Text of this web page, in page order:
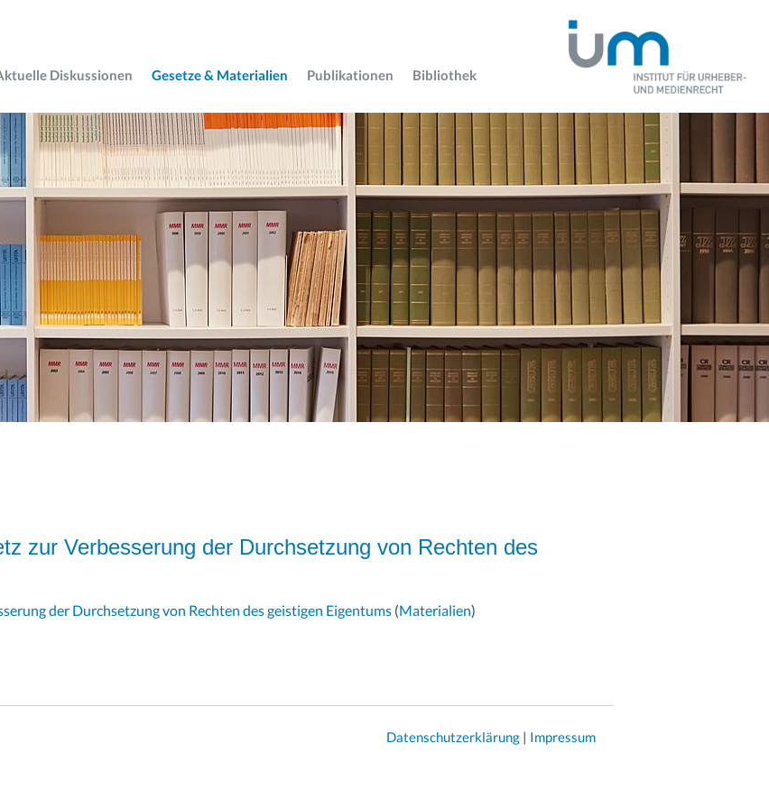
Diskussionen Gesetze & Materialien Publikationen Bibliothek
zur Verbesserung der Durchsetzung von Rechten des
der Durchsetzung von Rechten des geistigen Eigentums (Materialien)
Datenschutzerklärung | Impressum